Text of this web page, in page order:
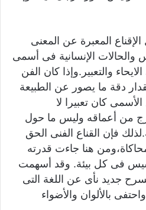
المعبرة عن المعنى
والحالات الإنسانية فى أسمى
والتعبير.وإذا كان الفن
دقة ما يصور عن الطبيعة
الأسمى كان تعبيرا لا
من أعماقه وليس ما حول
فإن القناع الفنى الحق
هنا جاءت قدرته
فى كل بيئة. وقد أسهمت
جديد نأى عن اللغة التى
بالألوان والأضواء